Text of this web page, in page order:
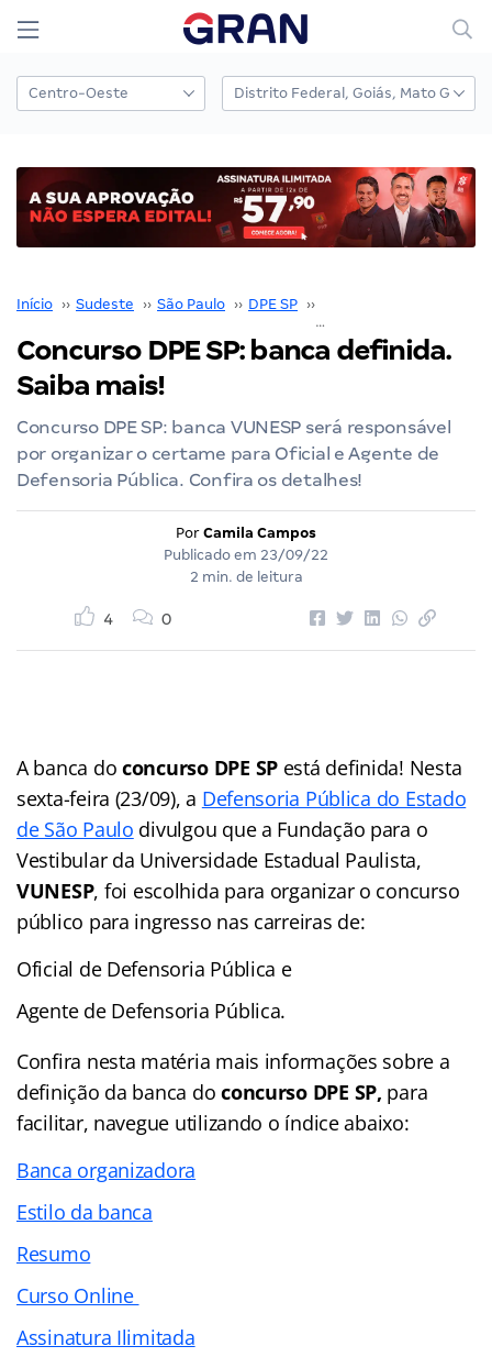
Início ›› Sudeste ›› São Paulo ›› DPE SP ››
Concurso DPE SP: banca definida.
Saiba mais!
Concurso DPE SP: banca VUNESP será responsável
por organizar o certame para Oficial e Agente de
Defensoria Pública. Confira os detalhes!
Por Camila Campos
Publicado em 23/09/22
2 min. de leitura
4 0
A banca doconcurso DPE SP está definida! Nesta
sexta-feira (23/09), a Defensoria Pública do Estado
de São Paulo divulgou que a Fundação para o
Vestibular da Universidade Estadual Paulista,
VUNESP, foi escolhida para organizar o concurso
público para ingresso nas carreiras de:
Oficial de Defensoria Pública e
Agente de Defensoria Pública.
Confira nesta matéria mais informações sobre a
definição da banca doconcurso DPE SP, para
facilitar, navegue utilizando o índice abaixo:
Banca organizadora
Estilo da banca
Resumo
Curso Online
Assinatura Ilimitada